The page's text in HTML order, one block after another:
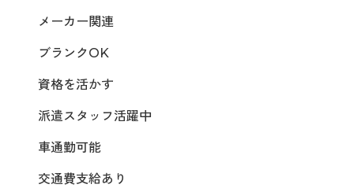
メーカー関連
ブランクOK
資格を活かす
派遣スタッフ活躍中
車通勤可能
交通費支給あり